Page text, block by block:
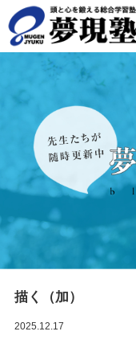
描く（加）
2025.12.17